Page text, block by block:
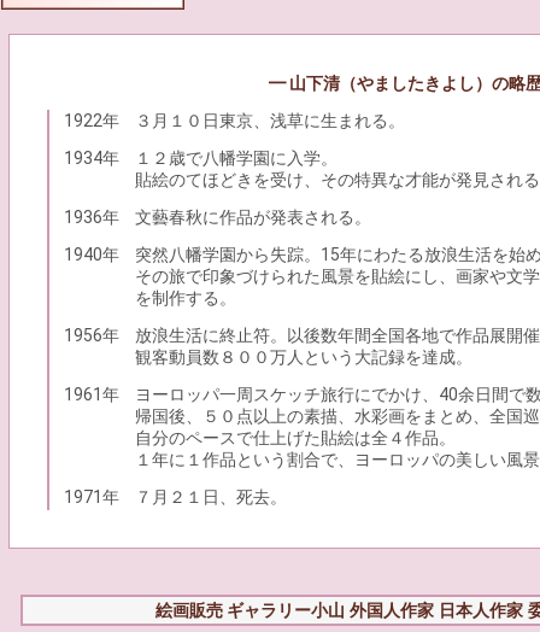
━ 山下清（やましたきよし）の略
1922年
３月１０日東京、浅草に生まれる。
1934年
１２歳で八幡学園に入学。
貼絵のてほどきを受け、その特異な才能が発見され
1936年
文藝春秋に作品が発表される。
1940年
突然八幡学園から失踪。15年にわたる放浪生活を始
その旅で印象づけられた風景を貼絵にし、画家や文
を制作する。
1956年
放浪生活に終止符。以後数年間全国各地で作品展開
観客動員数８００万人という大記録を達成。
1961年
ヨーロッパ一周スケッチ旅行にでかけ、40余日間で
帰国後、５０点以上の素描、水彩画をまとめ、全国
自分のペースで仕上げた貼絵は全４作品。
１年に１作品という割合で、ヨーロッパの美しい風
1971年
７月２１日、死去。
絵画販売 ギャラリー小山 外国人作家 日本人作家